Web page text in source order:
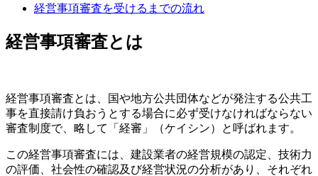
経営事項審査を受けるまでの流れ
経営事項審査とは
経営事項審査とは、国や地方公共団体などが発注する公共工
事を直接請け負おうとする場合に必ず受けなければならない
審査制度で、略して「経審」（ケイシン）と呼ばれます。
この経営事項審査には、建設業者の経営規模の認定、技術力
の評価、社会性の確認及び経営状況の分析があり、それぞれ